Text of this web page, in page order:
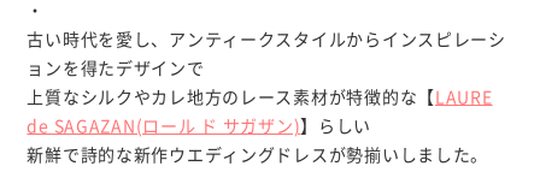
・
古い時代を愛し、アンティークスタイルからインスピレーシ
ョンを得たデザインで
上質なシルクやカレ地方のレース素材が特徴的な【 LAURE
de SAGAZAN(ロール ド サガザン)】らしい
新鮮で詩的な新作ウエディングドレスが勢揃いしました。